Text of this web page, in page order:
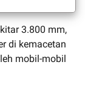
3.800 mm,
di kemacetan
mobil-mobil